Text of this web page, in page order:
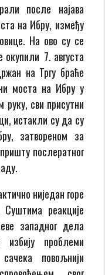
после најава
на Ибру, између
На ово су се
окупили 7. августа
на Тргу браће
моста на Ибру у
сви присутни
истакли су да су
затвореном за
послератног
ниједан горе
реакције
западног дела
избију проблеми
повољнији